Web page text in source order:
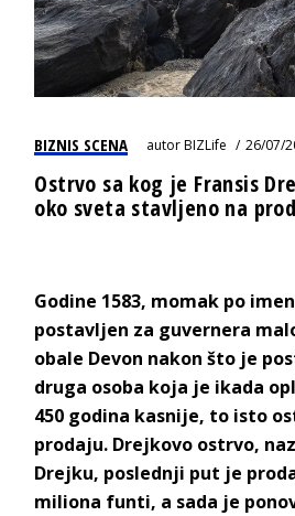
BIZNIS SCENA autorBIZLife 26/07/
Ostrvo sa kog je Fransis
oko sveta stavljeno na
Godine 1583, momak po
postavljen za guvernera
obale Devon nakon što je
druga osoba koja je ikada
450 godina kasnije, to isto
prodaju. Drejkovo ostrvo,
Drejku, poslednji put je
miliona funti, a sada je